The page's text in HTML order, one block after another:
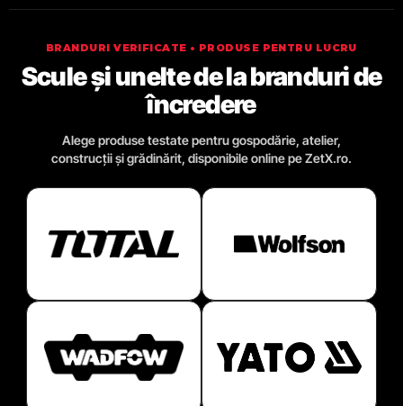
BRANDURI VERIFICATE • PRODUSE PENTRU LUCRU
Scule și unelte de la branduri de
încredere
Alege produse testate pentru gospodărie, atelier,
construcții și grădinărit, disponibile online pe ZetX.ro.